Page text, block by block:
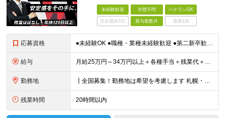
未経験歓迎 学歴不問 ベテランOK
完全週休2日 賞与複数月 面接1回
応募資格 ●未経験OK ●職種・業種未経験歓迎 ●第二新卒歓迎 ●学歴不問 ＜こんな方におすすめ！＞ ◎ホテル・アパレル・携帯販売など接客経験を活かしたい ◎「今の会社、この先が見えない」と感じている ◎上場
給与 月給25万円～34万円以上＋各種手当＋残業代＋賞与年2回（昨年度2～4ヶ月分） 初年度想定年収：350万円～ ＜クラス・経験別の月給目安＞ ■メンバークラス：月給25万円以上 ■店長やSVなどのマネ
勤務地 ┃全国募集！勤務地は希望を考慮します 札幌・仙台・東京・横浜・静岡・名古屋・大阪・京都・広島・福岡 募集 ※上記のほか、全国に拠点あり ※キャリアアップやキャリアシフトに伴う転勤も一部ありますが、基
残業時間 20時間以内